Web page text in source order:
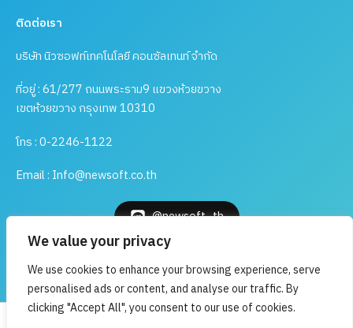
We value your privacy
We use cookies to enhance your browsing experience, serve
personalised ads or content, and analyse our traffic. By
clicking "Accept All", you consent to our use of cookies.
ติดต่อเรา
บริษัท นิวซอฟท์เทคโนโลยี คอนซัลเทนท์ จำกัด
ที่อยู่ : 61/277 ถนนพระราม9 แขวงห้วยขวาง
เขตห้วยขวาง กรุงเทพ 10310
โทร : 0-2246-1122
Email : Info@newsoft.co.th
@newsoft_th
Book a Demo